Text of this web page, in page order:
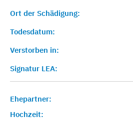
Ort der Schädigung:
Todesdatum:
Verstorben in:
Signatur LEA:
Ehepartner:
Hochzeit: